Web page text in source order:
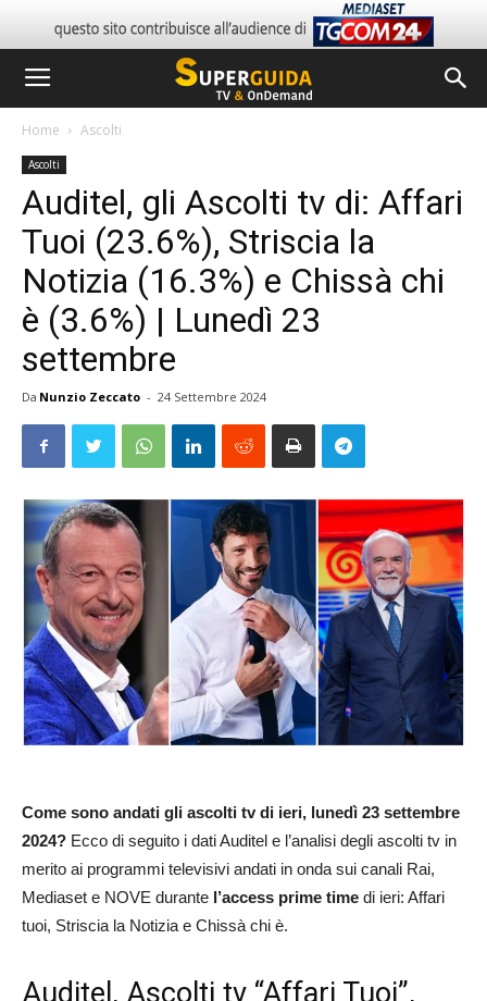
Home Ascolti
Ascolti
Auditel, gli Ascolti tv di: Affari
Tuoi (23.6%), Striscia la
Notizia (16.3%) e Chissà chi
è (3.6%) | Lunedì 23
settembre
Da Nunzio Zeccato - 24 Settembre 2024
Come sono andati gli ascolti tv di ieri, lunedì 23 settembre
2024? Ecco di seguito i dati Auditel e l’analisi degli ascolti tv in
merito ai programmi televisivi andati in onda sui canali Rai,
Mediaset e NOVE durante l’access prime time di ieri: Affari
tuoi, Striscia la Notizia e Chissà chi è.
Auditel, Ascolti tv “Affari Tuoi”,